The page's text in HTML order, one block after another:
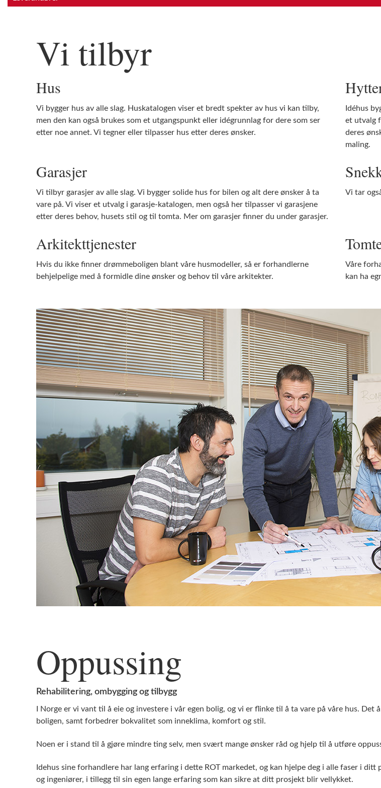
Vi tilbyr
Hus
Vi bygger hus av alle slag. Huskatalogen viser et bredt spekter av hus vi kan tilby,
men den kan også brukes som et utgangspunkt eller idégrunnlag for dere som ser
etter noe annet. Vi tegner eller tilpasser hus etter deres ønsker.
Idéhus
et utvalg
deres
maling.
Garasjer
Vi tilbyr garasjer av alle slag. Vi bygger solide hus for bilen og alt dere ønsker å ta
vare på. Vi viser et utvalg i garasje-katalogen, men også her tilpasser vi garasjene
etter deres behov, husets stil og til tomta. Mer om garasjer finner du under garasjer.
Vi tar
Arkitekttjenester
Hvis du ikke finner drømmeboligen blant våre husmodeller, så er forhandlerne
behjelpelige med å formidle dine ønsker og behov til våre arkitekter.
Våre
kan ha
Oppussing
Rehabilitering, ombygging og tilbygg
I Norge er vi vant til å eie og investere i vår egen bolig, og vi er flinke til å ta vare på våre hus.
boligen, samt forbedrer bokvalitet som inneklima, komfort og stil.
Noen er i stand til å gjøre mindre ting selv, men svært mange ønsker råd og hjelp til å utføre
Idehus sine forhandlere har lang erfaring i dette ROT markedet, og kan hjelpe deg i alle faser i
og ingeniører, i tillegg til sin egen lange erfaring som kan sikre at ditt prosjekt blir vellykket.